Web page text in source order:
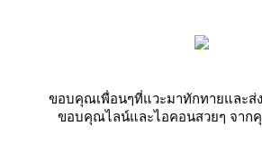
ขอบคุณเพื่อนๆที่แวะมาทักทายและส่
ขอบคุณไลน์และไอคอนสวยๆ จาก